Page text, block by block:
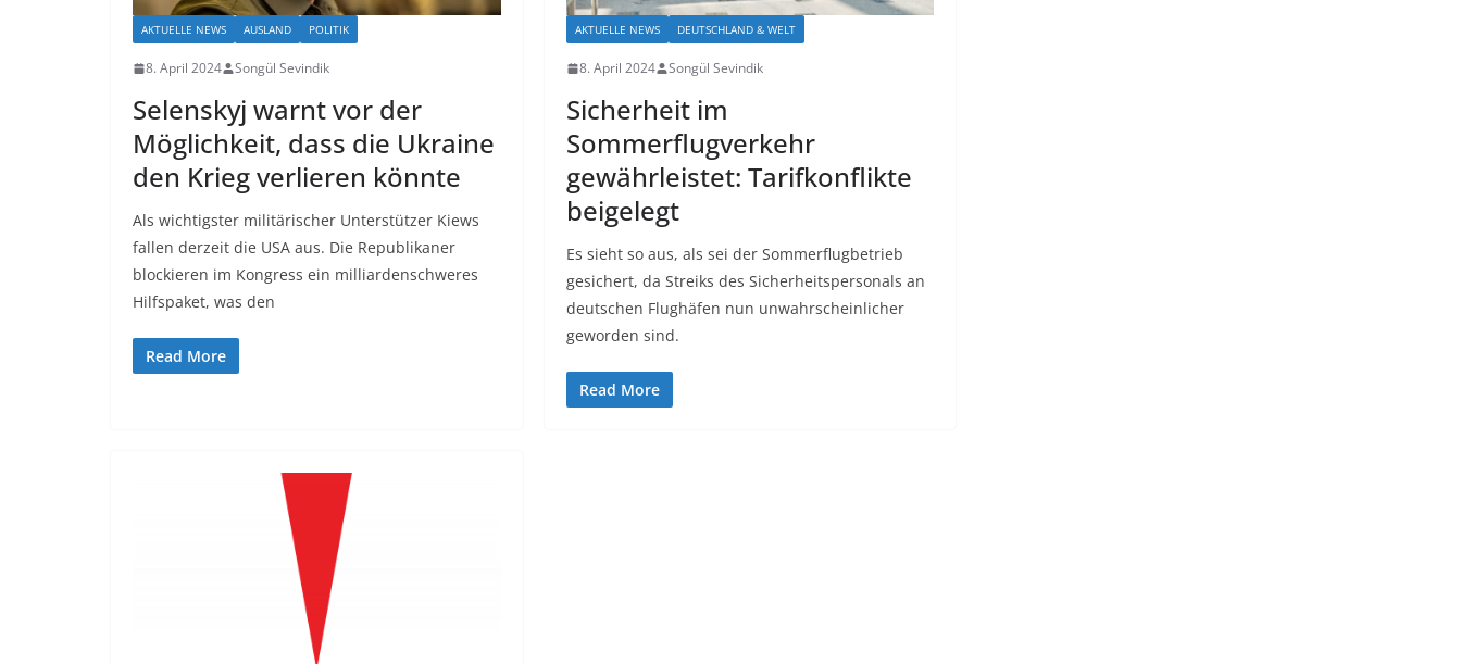
AKTUELLE NEWS AUSLAND POLITIK
8. April 2024 Songül Sevindik
Selenskyj warnt vor der
Möglichkeit, dass die Ukraine
den Krieg verlieren könnte
Als wichtigster militärischer Unterstützer Kiews
fallen derzeit die USA aus. Die Republikaner
blockieren im Kongress ein milliardenschweres
Hilfspaket, was den
Read More
AKTUELLE NEWS DEUTSCHLAND & WELT
8. April 2024 Songül Sevindik
Sicherheit im
Sommerflugverkehr
gewährleistet: Tarifkonflikte
beigelegt
Es sieht so aus, als sei der Sommerflugbetrieb
gesichert, da Streiks des Sicherheitspersonals an
deutschen Flughäfen nun unwahrscheinlicher
geworden sind.
Read More